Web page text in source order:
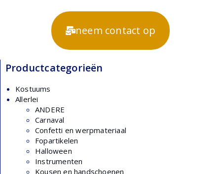
neem contact op
Productcategorieën
Kostuums
Allerlei
ANDERE
Carnaval
Confetti en werpmateriaal
Fopartikelen
Halloween
Instrumenten
Kousen en handschoenen